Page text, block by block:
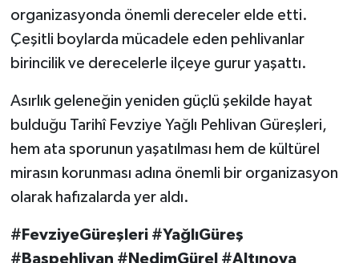
organizasyonda önemli dereceler elde etti.
Çeşitli boylarda mücadele eden pehlivanlar
birincilik ve derecelerle ilçeye gurur yaşattı.
Asırlık geleneğin yeniden güçlü şekilde hayat
bulduğu Tarihî Fevziye Yağlı Pehlivan Güreşleri,
hem ata sporunun yaşatılması hem de kültürel
mirasın korunması adına önemli bir organizasyon
olarak hafızalarda yer aldı.
#FevziyeGüreşleri #YağlıGüreş
#Başpehlivan #NedimGürel #Altınova